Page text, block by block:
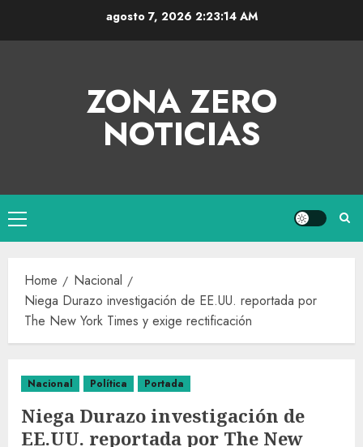
agosto 7, 2026 2:23:15 AM
ZONA ZERO
NOTICIAS
Home
Nacional
Niega Durazo investigación de EE.UU. reportada por
The New York Times y exige rectificación
Nacional Política Portada
Niega Durazo investigación de
EE.UU. reportada por The New